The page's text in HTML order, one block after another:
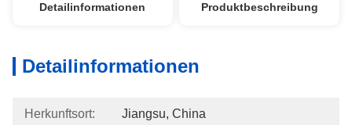
Detailinformationen Produktbeschreibung
Detailinformationen
Herkunftsort: Jiangsu, China